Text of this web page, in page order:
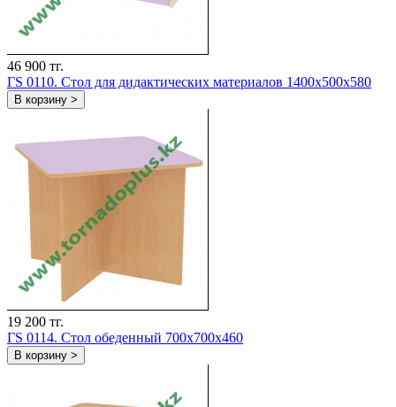
46 900 тг.
ГS 0110. Стол для дидактических материалов 1400x500x580
В корзину >
19 200 тг.
ГS 0114. Стол обеденный 700x700x460
В корзину >